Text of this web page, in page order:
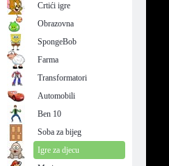
Crtići igre
Obrazovna
SpongeBob
Farma
Transformatori
Automobili
Ben 10
Soba za bijeg
Igre za djecu